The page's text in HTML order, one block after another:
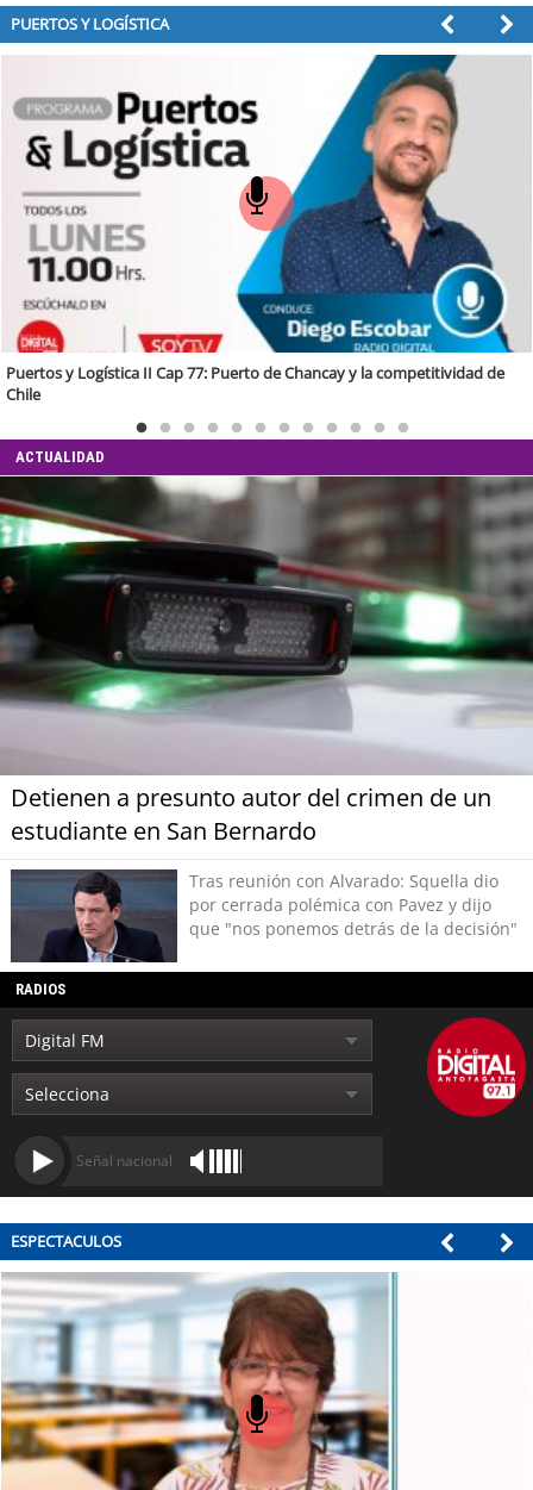
PUERTOS Y LOGÍSTICA
y la competitividad de
Puertos y Logística Cap. 5:La incorporación
ACTUALIDAD
Detienen a presunto autor del crimen de un
estudiante en San Bernardo
Tras reunión con Alvarado: Squella dio
por cerrada polémica con Pavez y dijo
que "nos ponemos detrás de la decisión"
RADIOS
Señal nacional
ESPECTACULOS